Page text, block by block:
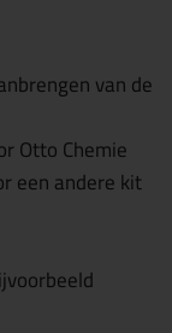
van de
Otto Chemie
een andere kit